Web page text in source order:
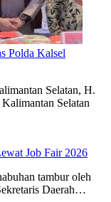
Polda Kalsel
Selatan, H.
Selatan
Job Fair 2026
tambur oleh
Daerah…